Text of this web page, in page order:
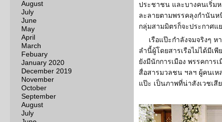
August
July
June
May
April
March
Febuary
January 2020
December 2019
November
October
September
August
July
ประชาชน และบางคนเริ่ม
ละลายตามพรรคลุงกำนัน
กลุ่มสามมิตรก็จะประกาศแ
เรือแป๊ะกำลังจมจริงๆ ห
ลำนี้ผู้โดยสารเรือไม่ได้มีเ
ยังมีนักการเมือง พรรคการ
สื่อสารมวลชน ฯลฯ ผู้คนเห
แป๊ะ เป็นภาพที่น่าสังเวชเสี